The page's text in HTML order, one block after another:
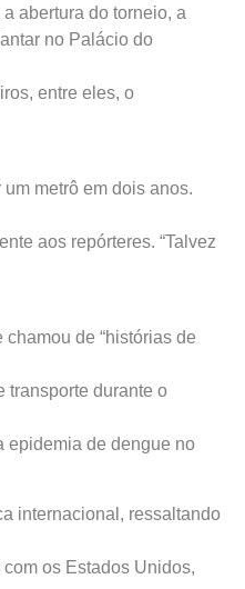
abertura do torneio, a
no Palácio do
entre eles, o
metrô em dois anos.
aos repórteres. “Talvez
de “histórias de
transporte durante o
epidemia de dengue no
internacional, ressaltando
os Estados Unidos,